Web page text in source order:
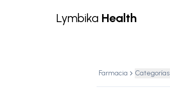
Lymbika Health
Farmacia Categorías